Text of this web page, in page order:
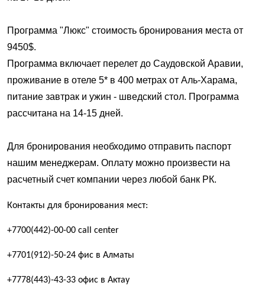
Программа "Люкс" стоимость бронирования места от
9450$.
Программа включает перелет до Саудовской Аравии,
проживание в отеле 5* в 400 метрах от Аль-Харама,
питание завтрак и ужин - шведский стол. Программа
рассчитана на 14-15 дней.
Для бронирования необходимо отправить паспорт
нашим менеджерам. Оплату можно произвести на
расчетный счет компании через любой банк РК.
Контакты для бронирования мест:
+7700(442)-00-00 call center
+7701(912)-50-24 фис в Алматы
+7778(443)-43-33 офис в Актау